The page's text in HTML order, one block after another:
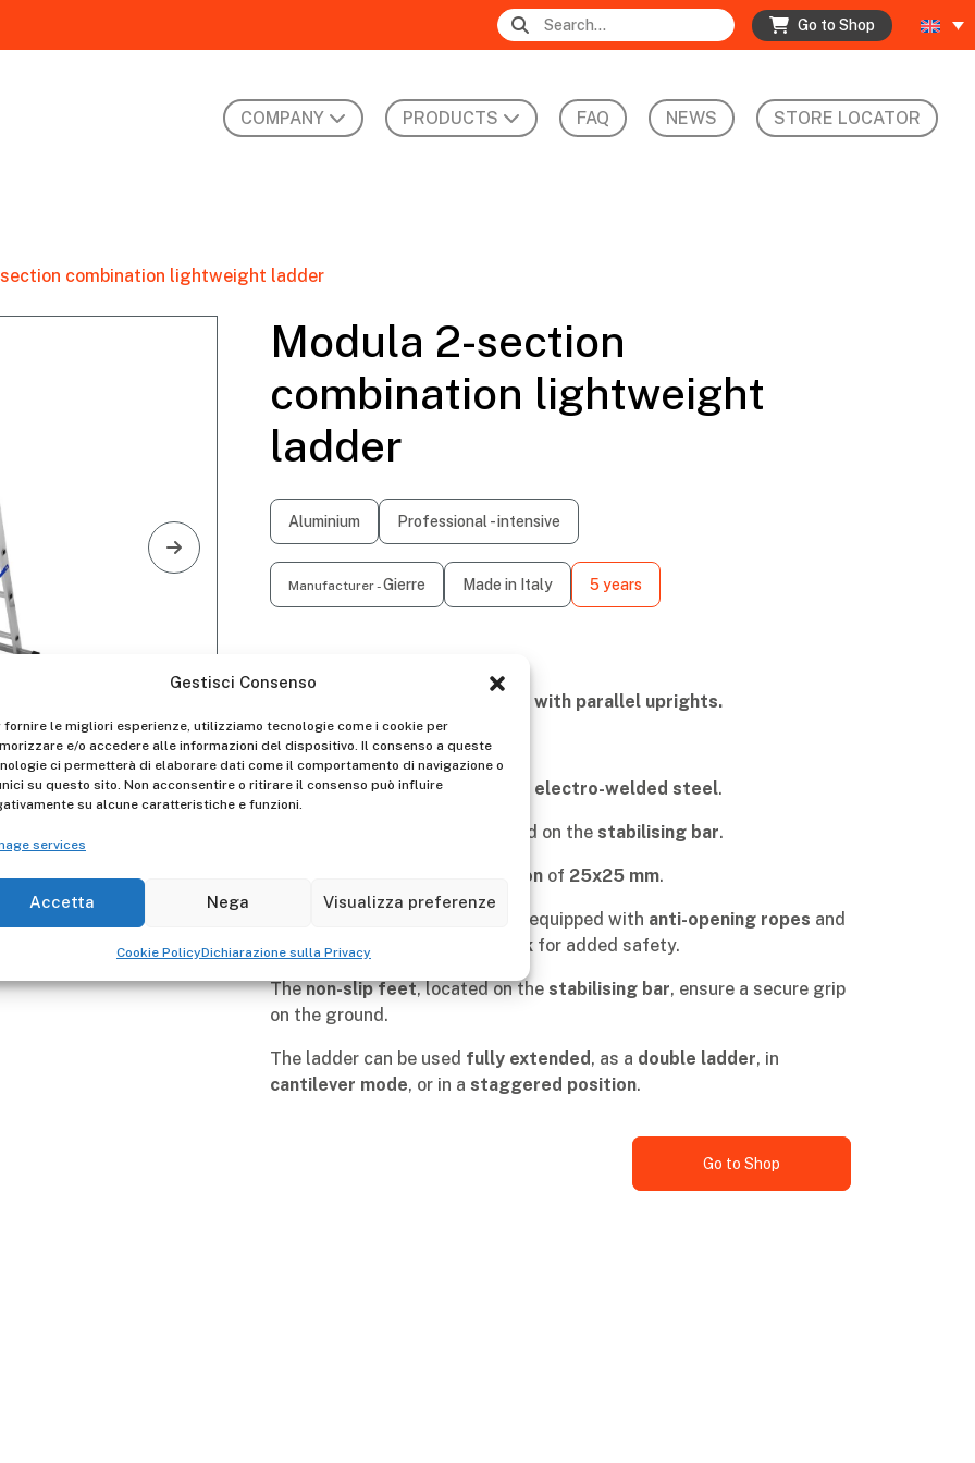
Gestisci Consenso
fornire le migliori esperienze, utilizziamo tecnologie come i cookie per
e/o accedere alle informazioni del dispositivo. Il consenso a queste
ci permetterà di elaborare dati come il comportamento di navigazione o
su questo sito. Non acconsentire o ritirare il consenso può influire
su alcune caratteristiche e funzioni.
services
Accetta Nega Visualizza preferenze
Cookie PolicyDichiarazione sulla Privacy
Go to Shop
COMPANY PRODUCTS FAQ NEWS STORE LOCATOR
combination lightweight ladder
Modula 2-section
combination lightweight
ladder
Aluminium Professional - intensive
Manufacturer -Gierre Made in Italy 5 years
2-sections combination ladder with parallel uprights.
Suitable for light-duty use
The jointis made ofreinforced electro-welded steel.
are positioned on the stabilising bar.
square section of 25x25 mm.
is equipped with anti-opening ropes and
analuminium anti-slip-out hook for added safety.
Thenon-slip feet, located on the stabilising bar, ensure a secure grip
on the ground.
The ladder can be used fully extended, as a double ladder, in
cantilever mode, or in a staggered position.
Go to Shop